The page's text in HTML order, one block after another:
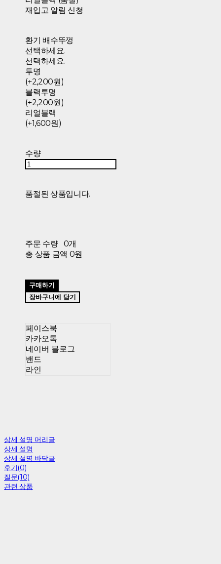
재입고 알림 신청
환기 배수뚜껑
선택하세요.
선택하세요.
투명
(+2,200원)
블랙투명
(+2,200원)
리얼블랙
(+1,600원)
수량
품절된 상품입니다.
주문 수량
0개
총 상품 금액 0원
구매하기
장바구니에 담기
페이스북
카카오톡
네이버 블로그
밴드
라인
상세 설명 머리글
상세 설명
상세 설명 바닥글
후기(0)
질문(10)
관련 상품